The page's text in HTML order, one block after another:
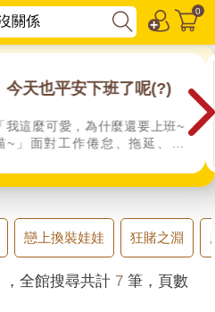
0
今天也平安下班了呢(?)
「我這麼可愛，為什麼還要上班~
喵~」面對工作倦怠、拖延、疲
戀上換裝娃娃 狂賭之淵
，全館搜尋共計 7 筆，頁數